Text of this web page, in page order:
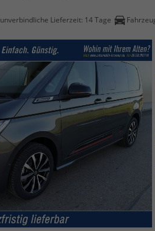
unverbindliche Lieferzeit: 14 Tage